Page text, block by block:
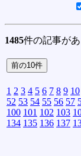
1485件の記事があ
1 2 3 4 5 6 7 8 9 10
52 53 54 55 56 57
100 101 102 103
134 135 136 137